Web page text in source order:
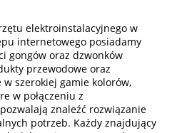
elektroinstalacyjnego w
internetowego posiadamy
gongów oraz dzwonków
przewodowe oraz
szerokiej gamie kolorów,
w połączeniu z
znaleźć rozwiązanie
potrzeb. Każdy znajdujący